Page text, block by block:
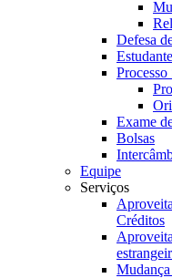
Defesa
Exame
Bolsas
Equipe
Serviços
Créditos